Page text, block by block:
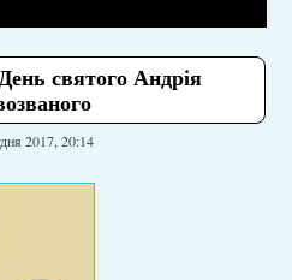
святого Андрія
2017, 20:14